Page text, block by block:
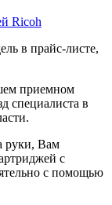
Ricoh
в прайс-листе,
приемном
специалиста в
руки, Вам
с
с помощью